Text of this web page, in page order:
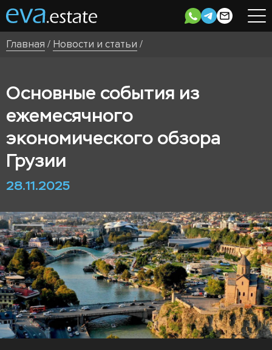
Главная / Новости и статьи /
Основные события из
ежемесячного
экономического обзора
Грузии
28.11.2025